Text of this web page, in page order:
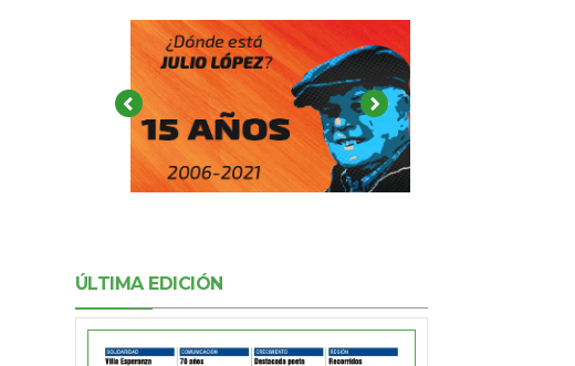
ÚLTIMA EDICIÓN